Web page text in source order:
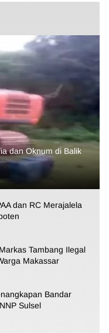
dan Oknum di Balik
dan RC Merajalela
Tambang Ilegal
Makassar
Bandar
Sulsel